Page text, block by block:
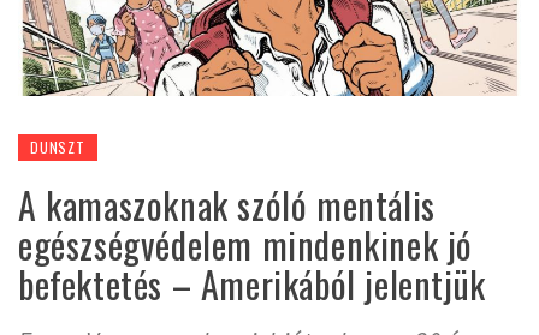
DUNSZT
A kamaszoknak szóló mentális
egészségvédelem mindenkinek jó
befektetés – Amerikából jelentjük